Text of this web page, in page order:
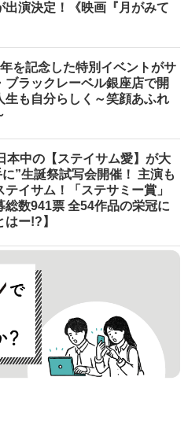
出演決定！《映画『月がみて
を記念した特別イベントがサ
ブラックレーベル銀座店で開
も自分らしく～笑顔あふれ
本中の【ステイサム愛】が大
”生誕祭試写会開催！ 主演も
イサム！「ステサミー賞」
総数941票 全54作品の栄冠に
ー!?】